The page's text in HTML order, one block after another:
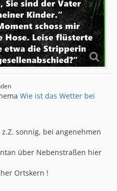
Wie ist das Wetter bei
sonnig, bei angenehmen
über Nebenstraßen hier
Ortskern !